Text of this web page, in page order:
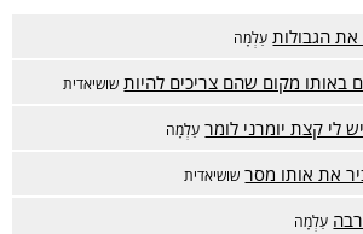
הגבולות עַלְמָה
באותו מקום שהם צריכים להיות שושיאדית
לי קצת יומרני לומר עַלְמָה
את אותו מסר שושיאדית
עַלְמָה